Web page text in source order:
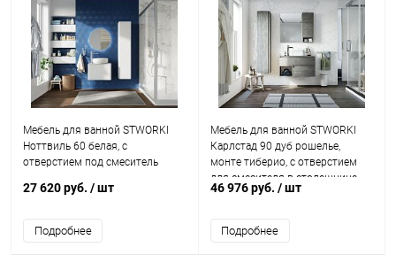
Мебель для ванной STWORKI
Ноттвиль 60 белая, с
отверстием под смеситель
27 620 руб. / шт
Подробнее
Мебель для ванной STWORKI
Карлстад 90 дуб рошелье,
монте тиберио, с отверстием
для смесителя в столешнице
46 976 руб. / шт
Подробнее